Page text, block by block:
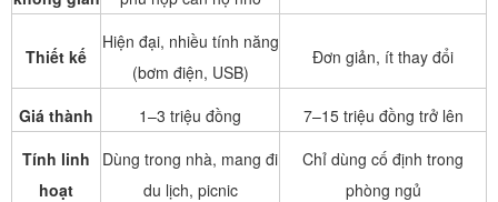
Thiết kế
Hiện đại, nhiều tính năng
(bơm điện, USB)
Đơn giản, ít thay đổi
Giá thành 1–3 triệu đồng
7–15 triệu đồng trở lên
Tính linh
hoạt
Dùng trong nhà, mang đi
du lịch, picnic
Chỉ dùng cố định trong
phòng ngủ